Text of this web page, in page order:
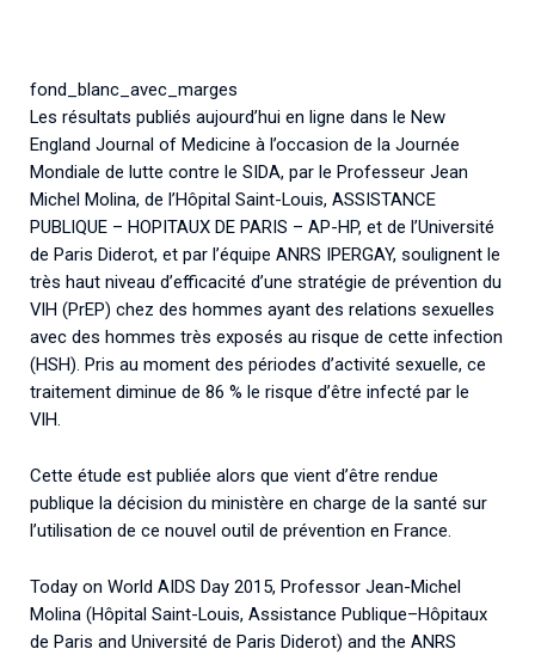
Retrouvez toutes les cellules Émergence, actives ou
inactives.
fond_blanc_avec_marges
Les résultats publiés aujourd’hui en ligne dans le New
England Journal of Medicine à l’occasion de la Journée
Mondiale de lutte contre le SIDA, par le Professeur Jean
Michel Molina, de l’Hôpital Saint-Louis, ASSISTANCE
PUBLIQUE – HOPITAUX DE PARIS – AP-HP, et de l’Université
de Paris Diderot, et par l’équipe ANRS IPERGAY, soulignent le
très haut niveau d’efficacité d’une stratégie de prévention du
VIH (PrEP) chez des hommes ayant des relations sexuelles
avec des hommes très exposés au risque de cette infection
(HSH). Pris au moment des périodes d’activité sexuelle, ce
traitement diminue de 86 % le risque d’être infecté par le
VIH.
Cette étude est publiée alors que vient d’être rendue
publique la décision du ministère en charge de la santé sur
l’utilisation de ce nouvel outil de prévention en France.
Today on World AIDS Day 2015, Professor Jean-Michel
Molina (Hôpital Saint-Louis, Assistance Publique–Hôpitaux
de Paris and Université de Paris Diderot) and the ANRS